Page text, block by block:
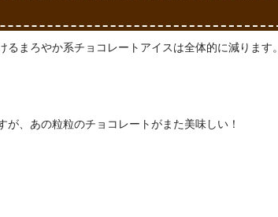
まろやか系チョコレートアイスは全体的に減ります。
、あの粒粒のチョコレートがまた美味しい！